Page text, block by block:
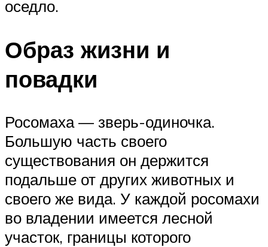
оседло.
Образ жизни и
повадки
Росомаха — зверь-одиночка.
Большую часть своего
существования он держится
подальше от других животных и
своего же вида. У каждой росомахи
во владении имеется лесной
участок, границы которого